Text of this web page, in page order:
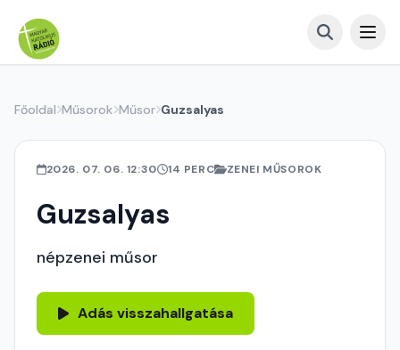
Főoldal Műsorok Műsor Guzsalyas
2026. 07. 06. 12:30 14 PERC ZENEI MŰSOROK
Guzsalyas
népzenei műsor
Adás visszahallgatása